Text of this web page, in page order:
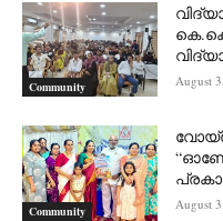
Community August
Community August